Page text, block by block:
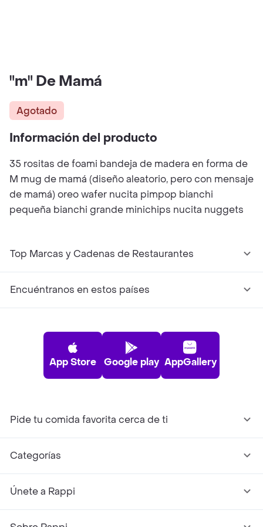
"m" De Mamá
Agotado
Información del producto
35 rositas de foami bandeja de madera en forma de
M mug de mamá (diseño aleatorio, pero con mensaje
de mamá) oreo wafer nucita pimpop bianchi
pequeña bianchi grande minichips nucita nuggets
Top Marcas y Cadenas de Restaurantes
Encuéntranos en estos países
App Store Google play AppGallery
Pide tu comida favorita cerca de ti
Categorías
Únete a Rappi